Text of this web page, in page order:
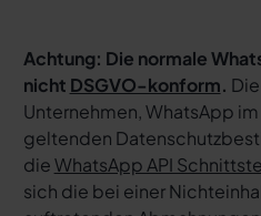
Achtung: Die normale
nicht DSGVO-konform.
Unternehmen, WhatsApp
geltenden
dieWhatsApp API
sich die bei einer